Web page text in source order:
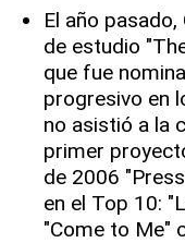
El año pasado,
de estudio
que fue
progresivo en
no asistió a la
primer
de 2006
en el Top 10:
"Come to Me"